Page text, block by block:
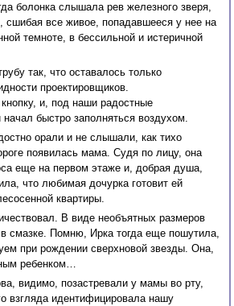
болонка слышала рев железного зверя,
сшибая все живое, попадавшееся у нее на
темноте, в бессильной и истеричной
так, что оставалось только
проектировщиков.
и, под наши радостные
быстро заполняться воздухом.
орали и не слышали, как тихо
появилась мама. Судя по лицу, она
еще на первом этаже и, добрая душа,
что любимая дочурка готовит ей
квартиры.
В виде необъятных размеров
смазке. Помню, Ирка тогда еще пошутила,
при рождении сверхновой звезды. Она,
ребенком…
видимо, позастревали у мамы во рту,
взгляда идентифицировала нашу